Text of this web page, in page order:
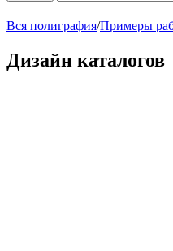
Вся полиграфия/Примеры
Дизайн каталогов